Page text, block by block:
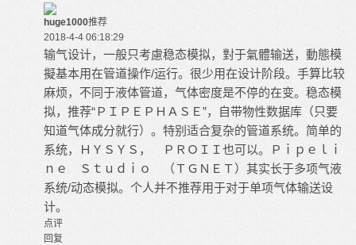
huge1000推荐
2018-4-4 06:18:29
输气设计，一般只考慮稳态模拟，對于氣體输送，動態模
擬基本用在管道操作/运行。很少用在设计阶段。手算比较
麻烦，不同于液体管道，气体密度是不停的在变。稳态模
拟，推荐“ＰＩＰＥＰＨＡＳＥ”，自带物性数据库（只要
知道气体成分就行）。特别适合复杂的管道系统。简单的
系统，ＨＹＳＹＳ， ＰＲＯＩＩ也可以。Ｐｉｐｅｌｉ
ｎｅ Ｓｔｕｄｉｏ （ＴＧＮＥＴ）其实长于多项气液
系统/动态模拟。个人并不推荐用于对于单项气体输送设
计。
点评
回复